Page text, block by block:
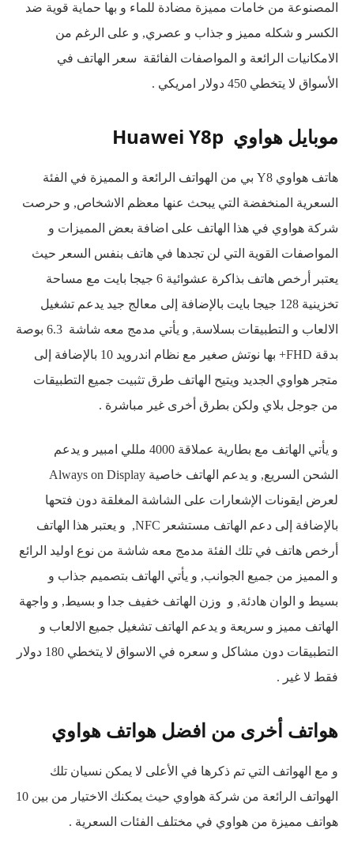
المصنوعة من خامات مميزة مضادة للماء و بها حماية قوية ضد
الكسر و شكله مميز و جذاب و عصري, و على الرغم من
الامكانيات الرائعة و المواصفات الفائقة سعر الهاتف في
الأسواق لا يتخطي 450 دولار امريكي .
موبايل هواوي Huawei Y8p
هاتف هواوي Y8 بي من الهواتف الرائعة و المميزة في الفئة
السعرية المنخفضة التي يبحث عنها معظم الاشخاص, و حرصت
شركة هواوي في هذا الهاتف على اضافة بعض المميزات و
المواصفات القوية التي لن تجدها في هاتف بنفس السعر حيث
يعتبر أرخص هاتف بذاكرة عشوائية 6 جيجا بايت مع مساحة
تخزينية 128 جيجا بايت بالإضافة إلى معالج جيد يدعم تشغيل
الالعاب و التطبيقات بسلاسة, و يأتي مدمج معه شاشة 6.3 بوصة
بدقة FHD+ بها نوتش صغير مع نظام اندرويد 10 بالإضافة إلى
متجر هواوي الجديد ويتيح الهاتف طرق تثبيت جميع التطبيقات
من جوجل بلاي ولكن بطرق أخرى غير مباشرة .
و يأتي الهاتف مع بطارية عملاقة 4000 مللي امبير و يدعم
الشحن السريع, و يدعم الهاتف خاصية Always on Display
لعرض ايقونات الإشعارات على الشاشة المغلقة دون فتحها
بالإضافة إلى دعم الهاتف مستشعر NFC, و يعتبر هذا الهاتف
أرخص هاتف في تلك الفئة مدمج معه شاشة من نوع اوليد الرائع
و المميز من جميع الجوانب, و يأتي الهاتف بتصميم جذاب و
بسيط و الوان هادئة, و وزن الهاتف خفيف جدا و بسيط, و واجهة
الهاتف مميز و سريعة و يدعم الهاتف تشغيل جميع الالعاب و
التطبيقات دون مشاكل و سعره في الاسواق لا يتخطي 180 دولار
فقط لا غير .
هواتف أخرى من افضل هواتف هواوي
و مع الهواتف التي تم ذكرها في الأعلى لا يمكن نسيان تلك
الهواتف الرائعة من شركة هواوي حيث يمكنك الاختيار من بين 10
هواتف مميزة من هواوي في مختلف الفئات السعرية .